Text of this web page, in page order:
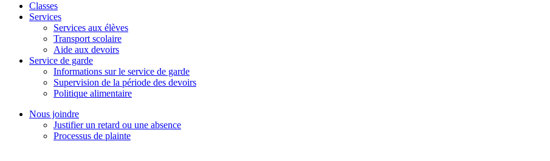
Classes
Services
Services aux élèves
Transport scolaire
Aide aux devoirs
Service de garde
Informations sur le service de garde
Supervision de la période des devoirs
Politique alimentaire
Nous joindre
Justifier un retard ou une absence
Processus de plainte